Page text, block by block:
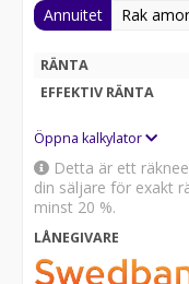
Annuitet Rak
RÄNTA
EFFEKTIV RÄNTA
Öppna kalkylator
Detta är ett
din säljare för exakt
minst 20 %.
LÅNEGIVARE